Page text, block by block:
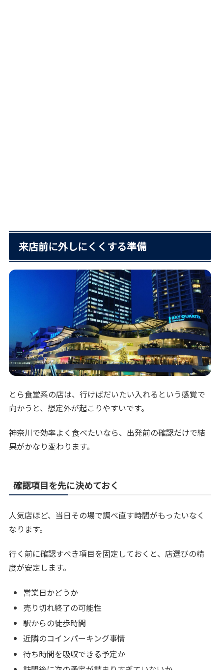
来店前に外しにくくする準備
とら食堂系の店は、行けばだいたい入れるという感覚で
向かうと、想定外が起こりやすいです。
神奈川で効率よく食べたいなら、出発前の確認だけで結
果がかなり変わります。
確認項目を先に決めておく
人気店ほど、当日その場で調べ直す時間がもったいなく
なります。
行く前に確認すべき項目を固定しておくと、店選びの精
度が安定します。
営業日かどうか
売り切れ終了の可能性
駅からの徒歩時間
近隣のコインパーキング事情
待ち時間を吸収できる予定か